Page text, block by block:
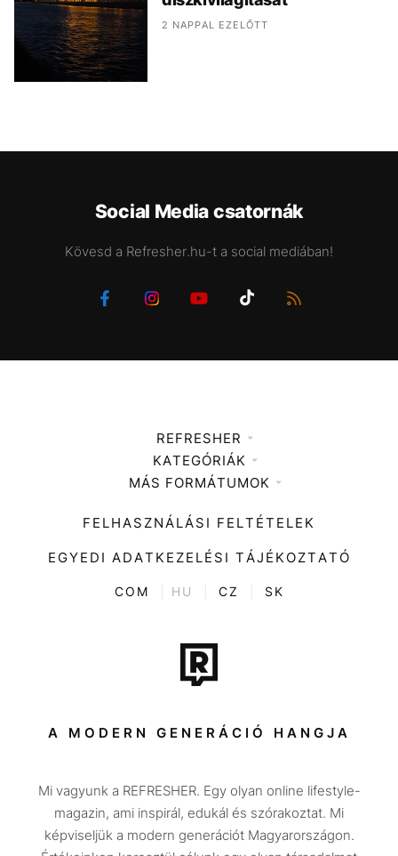
2 NAPPAL EZELŐTT
Social Media csatornák
Kövesd a Refresher.hu-t a social mediában!
REFRESHER
Médiaajánlat
KATEGÓRIÁK
Zene
Divat
Kultúra
ENTR
Tech-Tudomány
Sport
Társadalom
Utazás
Életmód
MÁS FORMÁTUMOK
FELHASZNÁLÁSI FELTÉTELEK
EGYEDI ADATKEZELÉSI TÁJÉKOZTATÓ
COM HU CZ SK
A MODERN GENERÁCIÓ HANGJA
Mi vagyunk a REFRESHER. Egy olyan online lifestyle-
magazin, ami inspirál, edukál és szórakoztat. Mi
képviseljük a modern generációt Magyarországon.